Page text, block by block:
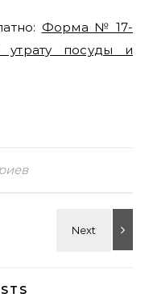
Форма № 17-
посуды и